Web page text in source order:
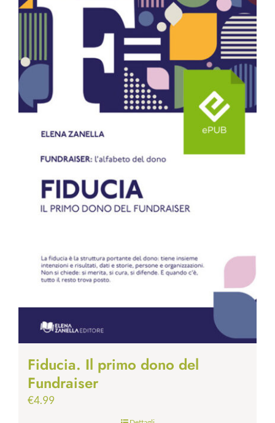
Fiducia. Il primo dono del
Fundraiser
€4.99